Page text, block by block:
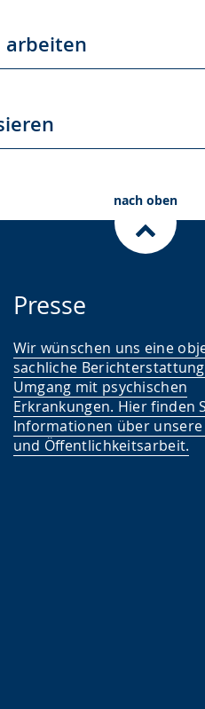
arbeiten
nach oben
Presse
Wir wünschen uns eine
sachliche
Umgang mit psychischen
Erkrankungen. Hier finden
Informationen über unsere
und Öffentlichkeitsarbeit.